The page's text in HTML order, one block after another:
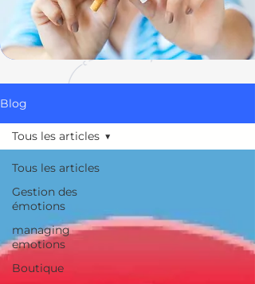
Blog
Tous les articles
Gestion des
émotions
managing
emotions
Boutique
Tous les articles